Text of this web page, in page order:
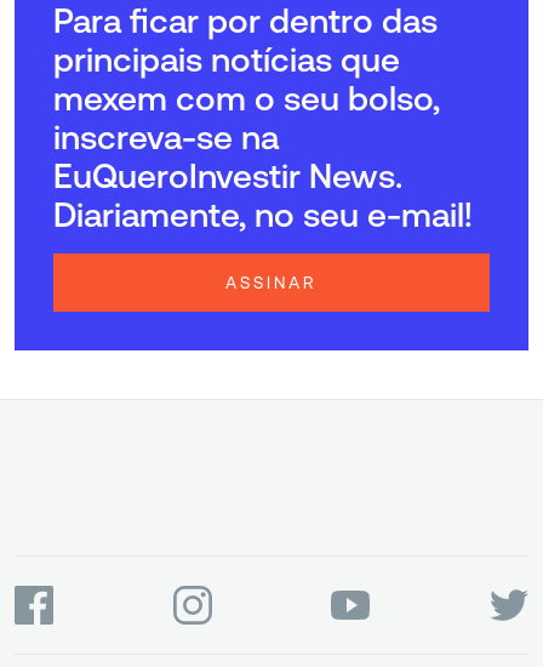
Para ficar por dentro das
principais notícias que
mexem com o seu bolso,
inscreva-se na
EuQueroInvestir News.
Diariamente, no seu e-mail!
ASSINAR